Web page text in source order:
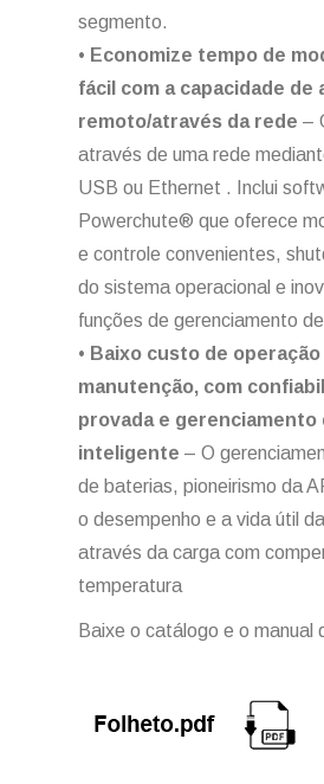
segmento.
• Economize tempo de
fácil com a capacidade de
remoto/através da rede –
através de uma rede
USB ou Ethernet . Inclui
Powerchute® que oferece
e controle convenientes,
do sistema operacional e
funções de gerenciamento
• Baixo custo de operação
manutenção, com
provada e gerenciamento
inteligente – O
de baterias, pioneirismo da
o desempenho e a vida útil
através da carga com
temperatura
Baixe o catálogo e o manual